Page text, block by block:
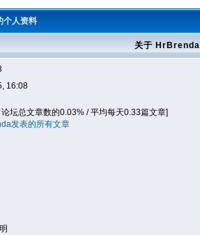
个人资料
关于 HrBrenda
16:08
论坛总文章数的0.03% / 平均每天0.33篇文章]
发表的所有文章